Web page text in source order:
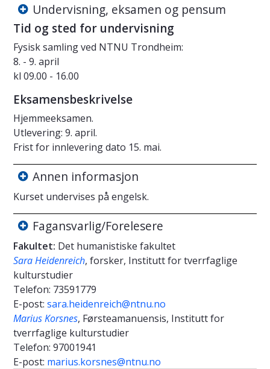
Undervisning, eksamen og pensum
Tid og sted for undervisning
Fysisk samling ved NTNU Trondheim:
8. - 9. april
kl 09.00 - 16.00
Eksamensbeskrivelse
Hjemmeeksamen.
Utlevering: 9. april.
Frist for innlevering dato 15. mai.
Annen informasjon
Kurset undervises på engelsk.
Fagansvarlig/Forelesere
Fakultet: Det humanistiske fakultet
Sara Heidenreich, forsker, Institutt for tverrfaglige
kulturstudier
Telefon: 73591779
E-post: sara.heidenreich@ntnu.no
Marius Korsnes, Førsteamanuensis, Institutt for
tverrfaglige kulturstudier
Telefon: 97001941
E-post: marius.korsnes@ntnu.no